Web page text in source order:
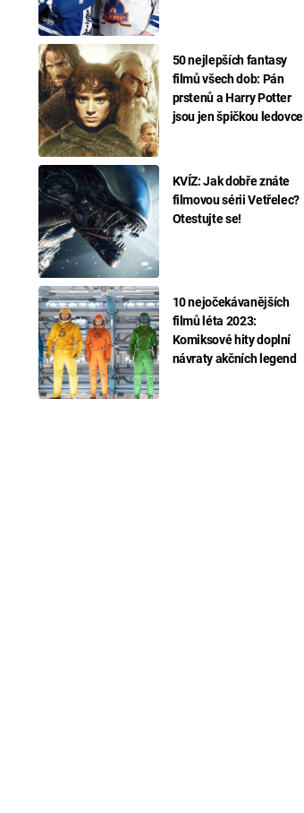
50 nejlepších fantasy
filmů všech dob: Pán
prstenů a Harry Potter
jsou jen špičkou ledovce
KVÍZ: Jak dobře znáte
filmovou sérii Vetřelec?
Otestujte se!
10 nejočekávanějších
filmů léta 2023:
Komiksové hity doplní
návraty akčních legend